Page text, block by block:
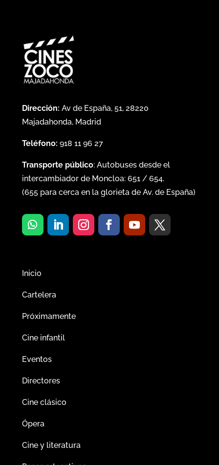
Dirección: Av de España, 51, 28220
Majadahonda, Madrid
Teléfono: 918 11 96 27
Transporte público: Autobuses desde el
intercambiador de Moncloa: 651/ 654.
(655para cerca en la glorieta de Av. de España)
Inicio
Cartelera
Próximamente
Cine infantil
Eventos
Directores
Cine clásico
Ópera
Cine y literatura